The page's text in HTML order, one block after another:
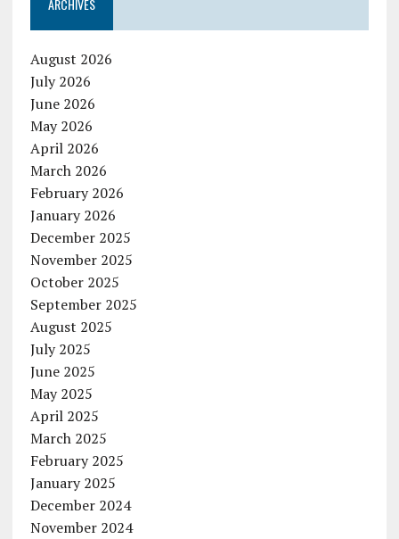
ARCHIVES
August 2026
July 2026
June 2026
May 2026
April 2026
March 2026
February 2026
January 2026
December 2025
November 2025
October 2025
September 2025
August 2025
July 2025
June 2025
May 2025
April 2025
March 2025
February 2025
January 2025
December 2024
November 2024